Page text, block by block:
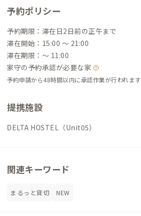
予約ポリシー
予約期限：滞在日2日前の正午まで
滞在開始：15:00 〜 21:00
滞在期限：〜 11:00
家守の予約承認が必要な家
予約申請から48時間以内に承認作業が行われます
提携施設
DELTA HOSTEL（Unit05）
関連キーワード
まるっと貸切 NEW